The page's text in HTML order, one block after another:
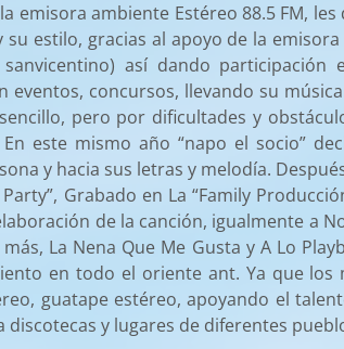
emisora ambiente Estéreo 88.5 FM,
su estilo, gracias al apoyo de la
así dando participación
eventos, concursos, llevando su
pero por dificultades y
En este mismo año “napo el socio”
y hacia sus letras y melodía.
Grabado en La “Family
de la canción, igualmente a
La Nena Que Me Gusta y A Lo
en todo el oriente ant. Ya que
guatape estéreo, apoyando el
y lugares de diferentes